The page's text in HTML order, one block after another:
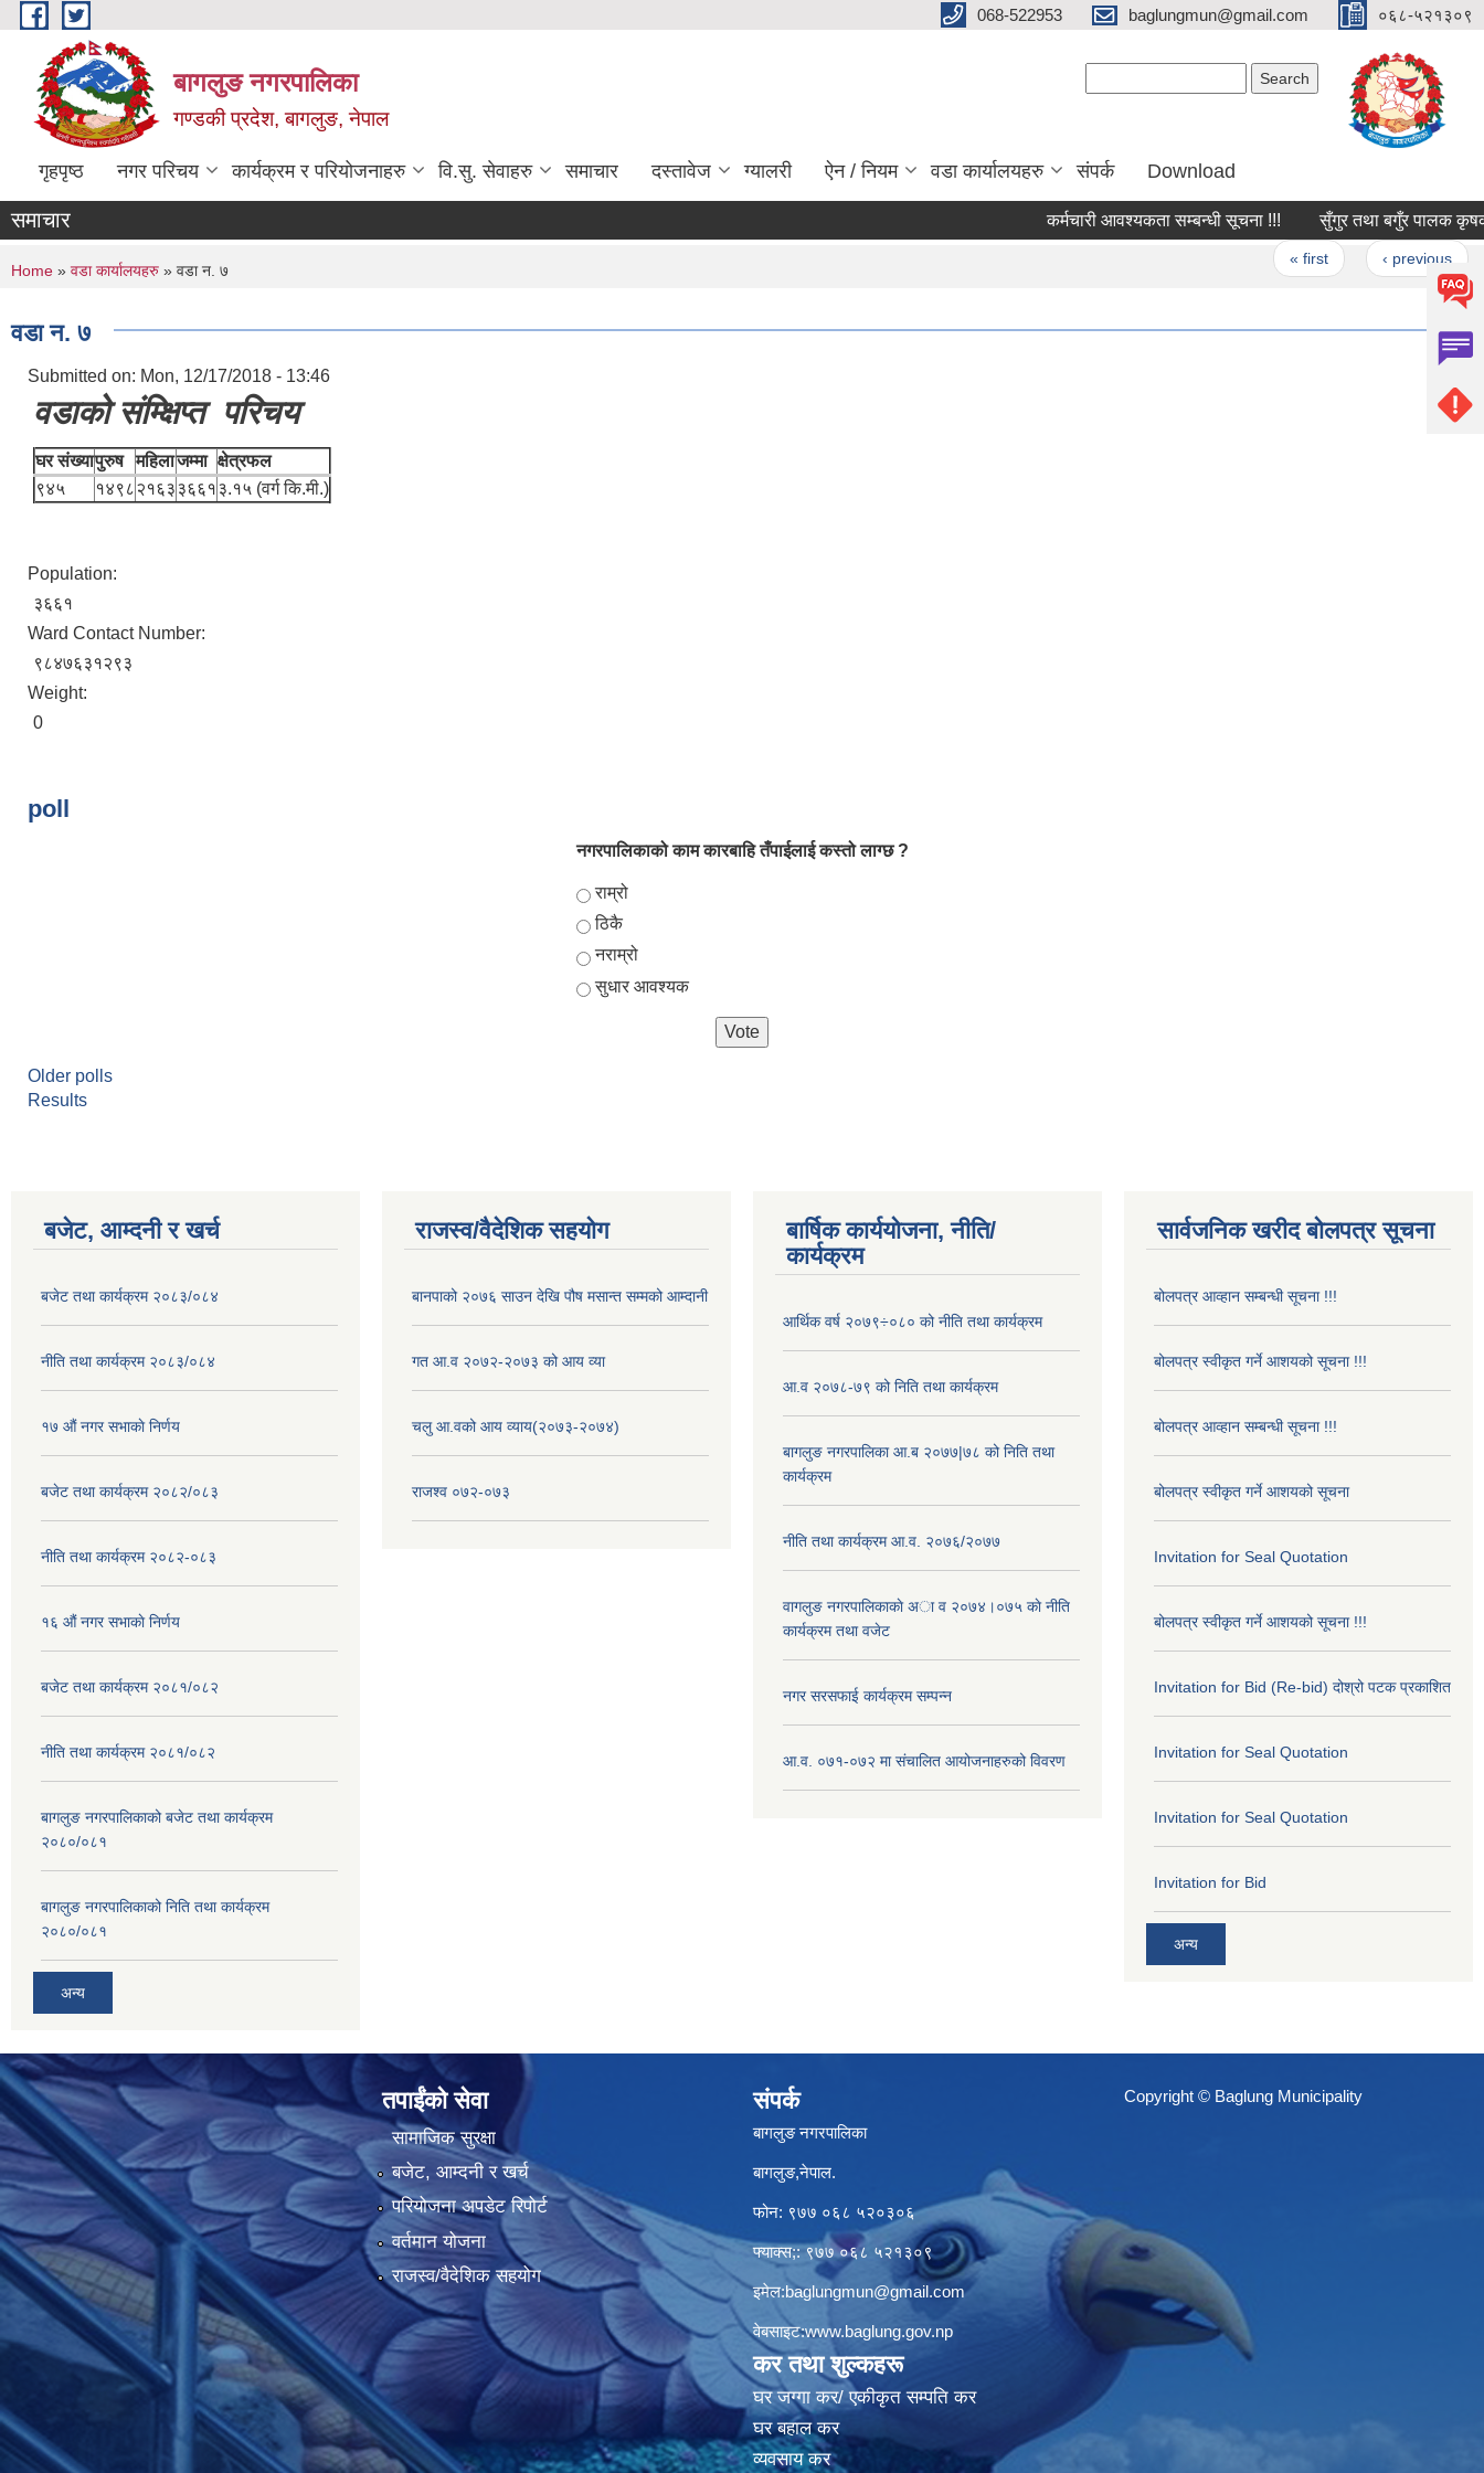
Skip to main content 068-522953 baglungmun@gmail.com ०६८-५२१३०९
बागलुङ नगरपालिका
गण्डकी प्रदेश, बागलुङ, नेपाल
गृहपृष्ठ नगर परिचय कार्यक्रम र परियोजनाहरु वि.सु. सेवाहरु समाचार दस्तावेज ग्यालरी ऐन / नियम वडा कार्यालयहरु संपर्क Download
समाचार कर्मचारी आवश्यकता सम्बन्धी सूचना !!! सुँगुर तथा बगुँर पालक
« first ‹ previous
You are here
Home » वडा कार्यालयहरु » वडा न. ७
वडा न. ७
Submitted on: Mon, 12/17/2018 - 13:46
वडाको संम्क्षिप्त परिचय
घर संख्यापुरुष महिलाजम्मा क्षेत्रफल
९४५
१४९८२१६३३६६१३.१५ (वर्ग कि.मी.)
Population:
३६६१
Ward Contact Number:
९८४७६३१२९३
Weight:
0
poll
नगरपालिकाको काम कारबाहि तँपाईलाई कस्तो लाग्छ ?
Choices
राम्रो
ठिकै
नराम्रो
सुधार आवश्यक
Older polls
Results
बजेट, आम्दनी र खर्च
बजेट तथा कार्यक्रम २०८३/०८४
नीति तथा कार्यक्रम २०८३/०८४
१७ ‌‍औं नगर सभाकाे निर्णय
बजेट तथा कार्यक्रम २०८२/०८३
नीति तथा कार्यक्रम २०८२-०८३
१६ ‌औं नगर सभाकाे निर्णय
बजेट तथा कार्यक्रम २०८१/०८२
नीति तथा कार्यक्रम २०८१/०८२
बागलुङ नगरपालिकाको बजेट तथा कार्यक्रम
२०८०/०८१
बागलुङ नगरपालिकाको निति तथा कार्यक्रम
२०८०/०८१
अन्य
राजस्व/वैदेशिक सहयोग
बानपाको २०७६ साउन देखि पौष मसान्त सम्मको आम्दानी
गत आ.व २०७२-२०७३ को आय व्या
चलु आ.वको आय व्याय(२०७३-२०७४)
राजश्व ०७२-०७३
बार्षिक कार्ययोजना, नीति/
कार्यक्रम
आर्थिक वर्ष २०७९÷०८० को नीति तथा कार्यक्रम
आ.व २०७८-७९ को निति तथा कार्यक्रम
बागलुङ नगरपालिका आ.ब २०७७|७८ को निति तथा
कार्यक्रम
नीति तथा कार्यक्रम आ.व. २०७६/२०७७
वागलुङ नगरपालिकाकाे अा‍ व २०७४।०७५ काे नीति
कार्यक्रम तथा वजेट
नगर सरसफाई कार्यक्रम सम्पन्न
आ.व. ०७१-०७२ मा संचालित आयोजनाहरुको विवरण
सार्वजनिक खरीद बोलपत्र सूचना
बोलपत्र आव्हान सम्बन्धी सूचना !!!
बोलपत्र स्वीकृत गर्ने आशयको सूचना !!!
बोलपत्र आव्हान सम्बन्धी सूचना !!!
बोलपत्र स्वीकृत गर्ने आशयको सूचना
Invitation for Seal Quotation
बोलपत्र स्वीकृत गर्ने आशयको सूचना !!!
Invitation for Bid (Re-bid) दोश्रो पटक प्रकाशित
Invitation for Seal Quotation
Invitation for Seal Quotation
Invitation for Bid
अन्य
तपाईंको सेवा
सामाजिक सुरक्षा
बजेट, आम्दनी र खर्च
परियोजना अपडेट रिपोर्ट
वर्तमान योजना
राजस्व/वैदेशिक सहयोग
संपर्क
बागलुङ नगरपालिका
बागलुङ,नेपाल.
फोन: ९७७ ०६८ ५२०३०६
फ्याक्स;: ९७७ ०६८ ५२१३०९
इमेल:baglungmun@gmail.com
वेबसाइट:www.baglung.gov.np
कर तथा शुल्कहरू
घर जग्गा कर/ एकीकृत सम्पति कर
घर बहाल कर
व्यवसाय कर
Copyright © Baglung Municipality